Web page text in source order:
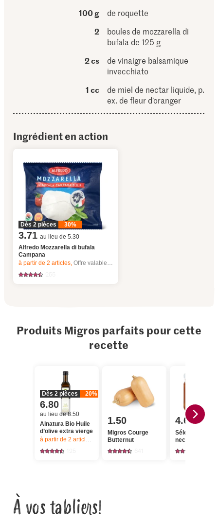
100 g
de roquette
2
boules de mozzarella di
bufala de 125 g
2 cs
de vinaigre balsamique
invecchiato
1 cc
de miel de nectar liquide, p.
ex. de fleur d’oranger
Ingrédient en action
Dès 2 pièces 30%
3.71 au lieu de 5.30
Alfredo Mozzarella di bufala
Campana
à partir de 2articles,Offre valable du 6.8 au 12.8.2026, jusqu’à épuisement du stock.
Produits Migros parfaits pour cette
recette
Dès 2 pièces 20%
6.80
au lieu de 8.50
Alnatura Bio Huile
d’olive extra vierge
à partir de 2 articles, Offre valable du 6.8 au 12.8.2026, jusqu’à
1.50
Migros Courge
Butternut
4.60
Sélection Miel
nectar Orange
À vos tabliers!